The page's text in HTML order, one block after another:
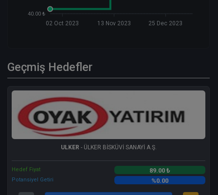
40.00 ₺
02 Oct 2023 13 Nov 2023 25 Dec 2023
Geçmiş Hedefler
ULKER - ÜLKER BİSKÜVİ SANAYİ A.Ş.
Hedef Fiyat 89.00 ₺
Potansiyel Getiri %0.00